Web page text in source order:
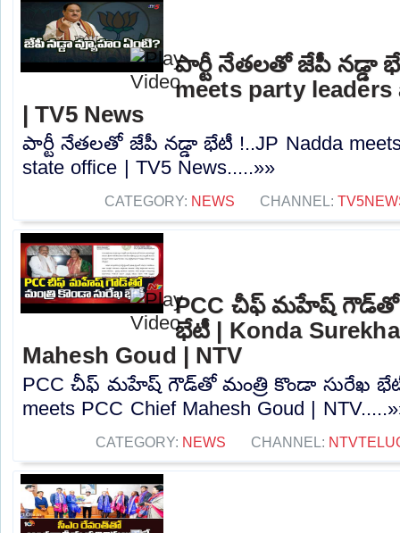
పార్టీ నేతలతో జేపీ నడ్డా
meets party
| TV5 News
పార్టీ నేతలతో జేపీ నడ్డా భేటీ !..JP Nadda meets
state office | TV5 News.....»»
CATEGORY: NEWS CHANNEL:
PCC చీఫ్ మహేష్ గౌడ్⁬తో
భేటీ | Konda
Mahesh Goud | NTV
PCC చీఫ్ మహేష్ గౌడ్⁬తో మంత్రి కొండా సురేఖ భేటీ
meets PCC Chief Mahesh Goud |
CATEGORY: NEWS CHANNEL: